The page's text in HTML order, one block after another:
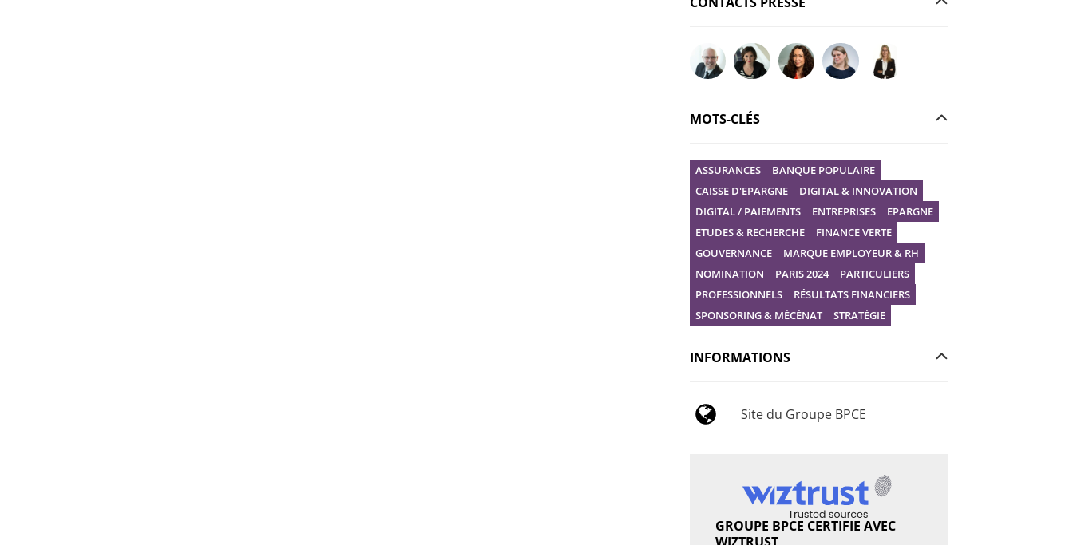
Poser votre question à Christophe GILBERT
Poser votre question à Fanny KERECKI
Poser votre question à Mélissa BOURGUIGNON
Poser votre question à Marine Robin
Poser votre question à Vanessa
MOTS-CLÉS
ASSURANCES
BANQUE POPULAIRE
CAISSE D'EPARGNE
DIGITAL & INNOVATION
DIGITAL / PAIEMENTS
ENTREPRISES
EPARGNE
ETUDES & RECHERCHE
FINANCE VERTE
GOUVERNANCE
MARQUE EMPLOYEUR & RH
NOMINATION
PARIS 2024
PARTICULIERS
PROFESSIONNELS
RÉSULTATS FINANCIERS
SPONSORING & MÉCÉNAT
STRATÉGIE
INFORMATIONS
Site du Groupe BPCE
GROUPE BPCE CERTIFIE AVEC